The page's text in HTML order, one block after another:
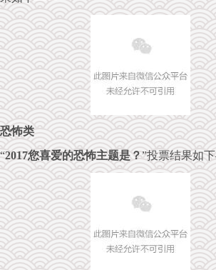
恐怖类
“2017您喜爱的恐怖主题是？”投票结果如